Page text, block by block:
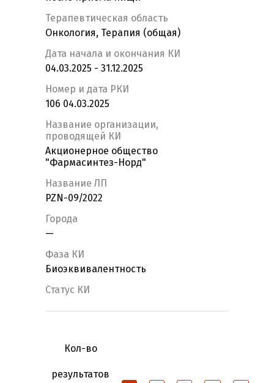
Терапевтическая область
Онкология, Терапия (общая)
Дата начала и окончания КИ
04.03.2025 - 31.12.2025
Номер и дата РКИ
106 04.03.2025
Название организации,
проводящей КИ
Акционерное общество
"Фармасинтез-Норд"
Название ЛП
PZN-09/2022
Города
—
Фаза КИ
Биоэквивалентность
Статус КИ
Кол-во
результатов